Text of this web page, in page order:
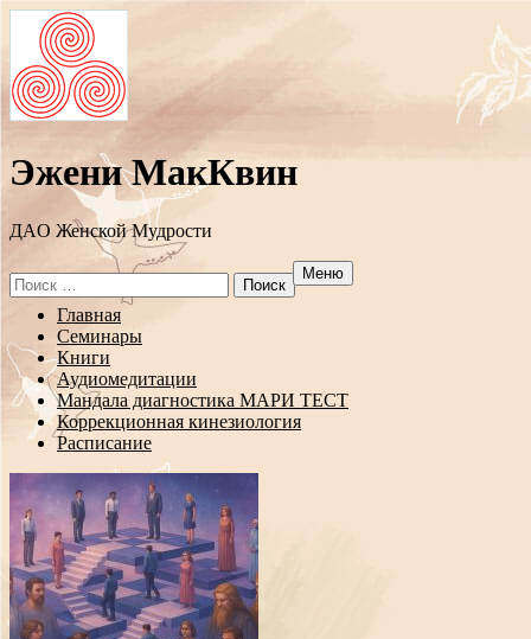
Эжени МакКвин
ДAO Женской Мудрости
Search
for:
Меню
Перейти
содержанию
Главная
Семинары
Книги
Аудиомедитации
Мандала диагностика МАРИ ТЕСТ
Коррекционная кинезиология
Расписание